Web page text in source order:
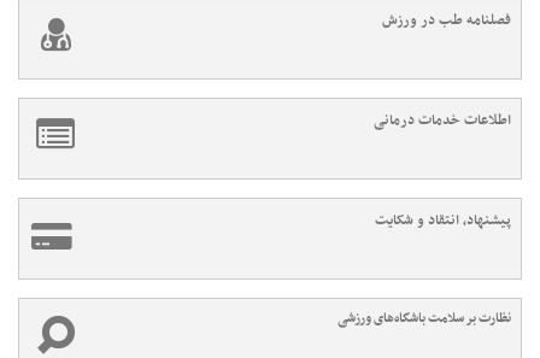
فصلنامه طب در ورزش
اطلاعات خدمات درمانی
پیشنهاد، انتقاد و شکایت
نظارت بر سلامت باشگاه‌های ورزشی